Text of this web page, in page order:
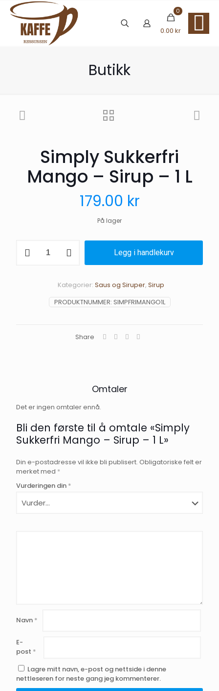
0
0.00 kr
Butikk
Simply Sukkerfri
Mango – Sirup – 1 L
179.00 kr
På lager
Sukkerfri
Legg i handlekurv
PRODUKTNUMMER: SIMPFRIMANGO1L
Kategorier: Saus og Siruper, Sirup
Share
Omtaler
Det er ingen omtaler ennå.
Bli den første til å omtale «Simply
Sukkerfri Mango – Sirup – 1 L»
Din e-postadresse vil ikke bli publisert. Obligatoriske felt er
merket med *
Vurderingen din *
Navn *
E-
post *
Lagre mitt navn, e-post og nettside i denne
nettleseren for neste gang jeg kommenterer.